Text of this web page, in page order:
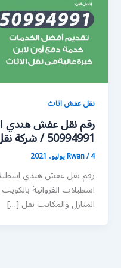
نقل عفش اثاث
رقم نقل عفش هندي
50994991 / شركة نقل عفش أثاث 24 ساعة
Rwan/4 يوليو، 2021
رقم نقل عفش هندي
اسطبلات الفروانية
المنازل والمكاتب نقل […]